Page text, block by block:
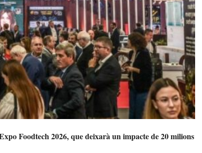
Foodtech 2026, que deixarà un impacte de 20 milions